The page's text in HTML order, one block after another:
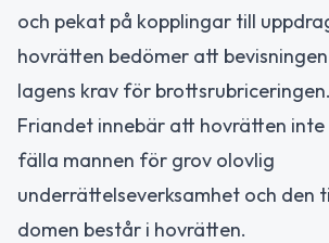
och pekat på kopplingar till
hovrätten bedömer att
lagens krav för brottsrubriceringen.
Friandet innebär att hovrätten
fälla mannen för grov olovlig
underrättelseverksamhet och den
domen består i hovrätten.